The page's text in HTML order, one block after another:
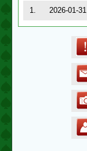
1.
2026-01-31